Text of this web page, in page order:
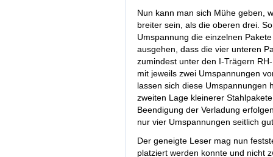
Nun kann man sich Mühe geben,
breiter sein, als die oberen drei.
Umspannung die einzelnen
ausgehen, dass die vier unteren
zumindest unter den I-Trägern
mit jeweils zwei Umspannungen
lassen sich diese Umspannungen
zweiten Lage kleinerer
Beendigung der Verladung
nur vier Umspannungen seitlich
Der geneigte Leser mag nun
platziert werden konnte und nicht